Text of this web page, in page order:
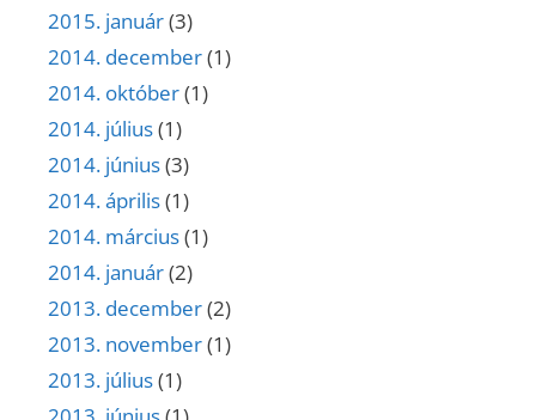
2015. január(3)
2014. december(1)
2014. október(1)
2014. július(1)
2014. június(3)
2014. április(1)
2014. március(1)
2014. január(2)
2013. december(2)
2013. november(1)
2013. július(1)